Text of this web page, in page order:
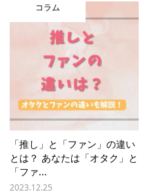
コラム
「推し」と「ファン」の違い
とは？ あなたは「オタク」と
「ファ...
2023.12.25